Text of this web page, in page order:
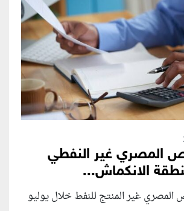
المصري غير النفطي
الانكماش...
غير المنتج للنفط خلال يوليو